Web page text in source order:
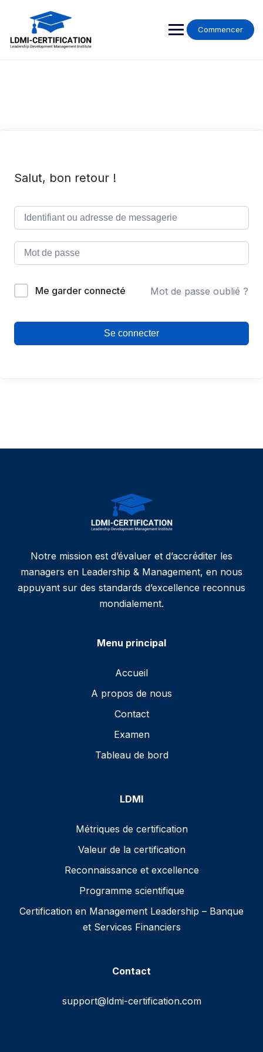
Commencer
Salut, bon retour !
Me garder connecté Mot de passe oublié ?
Se connecter
Notre mission est d’évaluer et d’accréditer les
managers en Leadership & Management, en nous
appuyant sur des standards d’excellence reconnus
mondialement.
Menu principal
Accueil
A propos de nous
Contact
Examen
Tableau de bord
LDMI
Métriques de certification
Valeur de la certification
Reconnaissance et excellence
Programme scientifique
Certification en Management Leadership – Banque
et Services Financiers
Contact
support@ldmi-certification.com